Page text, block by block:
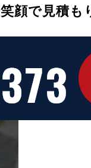
笑顔で見積も